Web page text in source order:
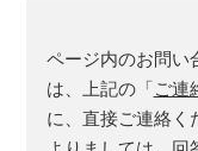
号，連絡先
プライバシー
情報」とは
ものをいい
入いただいた
ページ内のお問い
は、上記の「ご連
に、直接ご連絡く